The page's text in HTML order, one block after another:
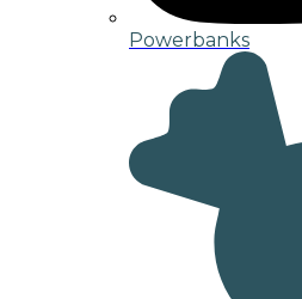
Powerbanks